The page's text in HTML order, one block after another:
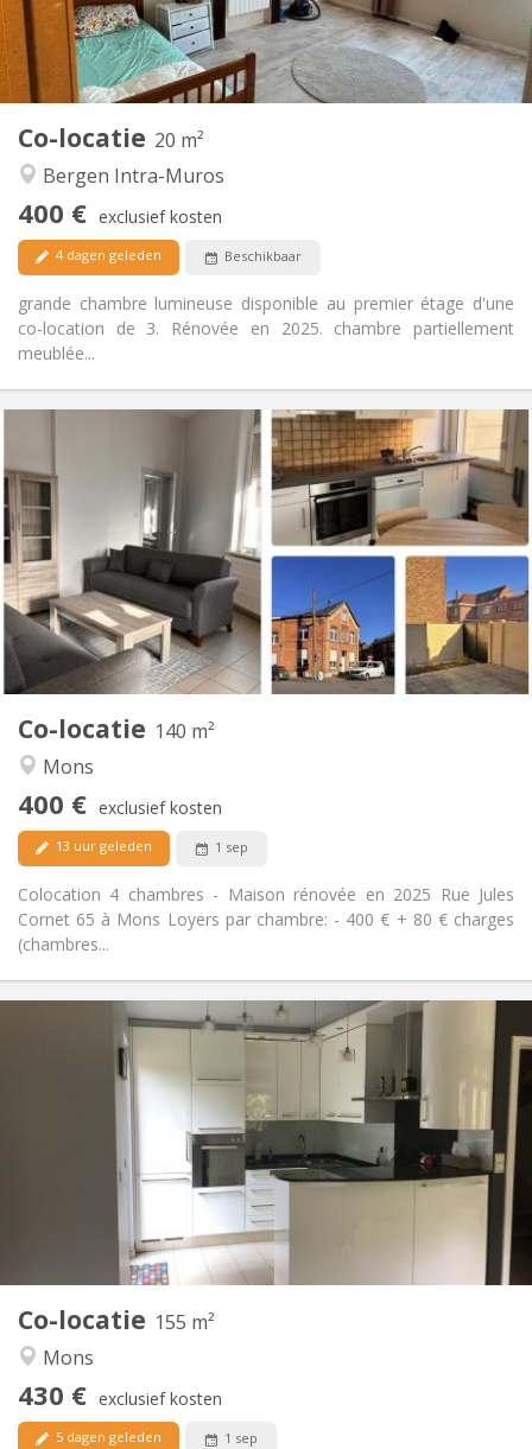
Co-locatie 20 m²
Bergen Intra-Muros
400 € exclusief kosten
4 dagen geleden Beschikbaar
grande chambre lumineuse disponible au premier étage d'une
co-location de 3. Rénovée en 2025. chambre partiellement
meublée...
Badkamer:
Gemeenschappelijk
Keuken:
Gemeenschappelijk
Oppervlakte:
20 m
2
Private kamers:
1
Co-locatie 140 m²
Mons
400 € exclusief kosten
13 uur geleden 1 sep
Colocation 4 chambres - Maison rénovée en 2025 Rue Jules
Cornet 65 à Mons Loyers par chambre: - 400 € + 80 € charges
(chambres...
Praktische Informatie
Huur:
400 €
Kosten:
80 €
Duur:
12 maanden
Domiciliëring:
Nee
Inrichting
Badkamer:
Privaat
Keuken:
Gemeenschappelijk
Oppervlakte:
140 m
2
Private kamers:
3
Co-locatie 155 m²
Mons
430 € exclusief kosten
5 dagen geleden 1 sep
Praktische Informatie
Huur:
Kosten:
110 €
Duur:
12 maanden
Domiciliëring:
Inrichting
Badkamer:
Gemeenschappelijk
Keuken:
Gemeenschappelijk
Oppervlakte:
Private kamers: